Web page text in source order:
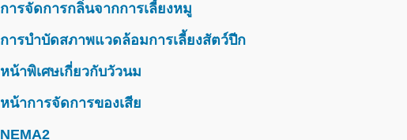
การจัดการกลิ่นจากการเลี้ยงหมู
การบำบัดสภาพแวดล้อมการเลี้ยงสัตว์ปีก
หน้าพิเศษเกี่ยวกับวัวนม
หน้าการจัดการของเสีย
NEMA2